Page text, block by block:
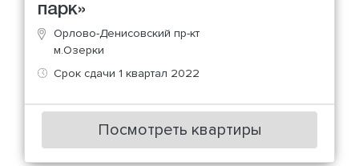
парк»
Орлово-Денисовский пр-кт
м.Озерки
Срок сдачи 1 квартал 2022
Посмотреть квартиры